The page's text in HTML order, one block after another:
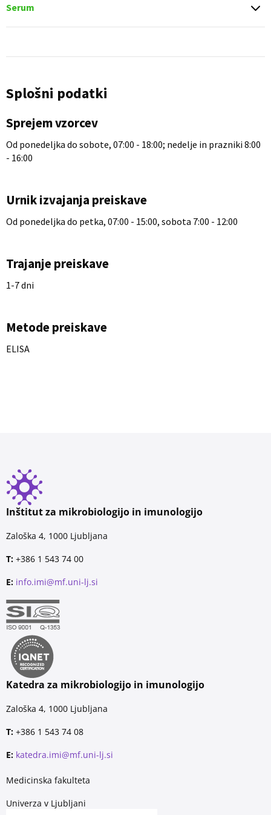
Serum
Splošni podatki
Sprejem vzorcev
Od ponedeljka do sobote, 07:00 - 18:00; nedelje in prazniki 8:00
- 16:00
Urnik izvajanja preiskave
Od ponedeljka do petka, 07:00 - 15:00, sobota 7:00 - 12:00
Trajanje preiskave
1-7 dni
Metode preiskave
ELISA
Inštitut za mikrobiologijo in imunologijo
Zaloška 4, 1000 Ljubljana
T: +386 1 543 74 00
E: info.imi@mf.uni-lj.si
Katedra za mikrobiologijo in imunologijo
Zaloška 4, 1000 Ljubljana
T: +386 1 543 74 08
E: katedra.imi@mf.uni-lj.si
Medicinska fakulteta
Univerza v Ljubljani